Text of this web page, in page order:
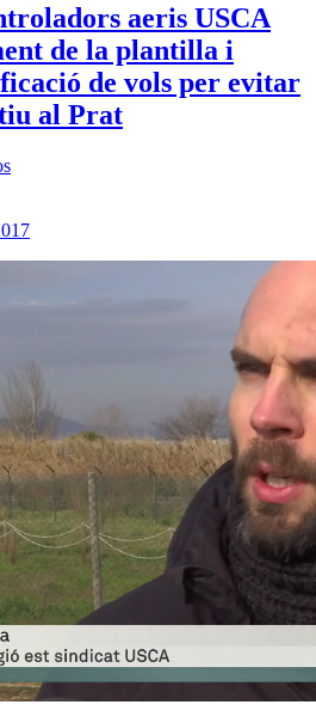
aeris USCA
de la plantilla i
de vols per evitar
al Prat